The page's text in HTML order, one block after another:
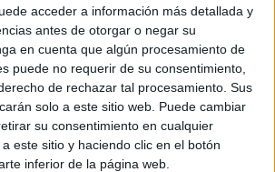
acceder a información más detallada y
antes de otorgar o negar su
en cuenta que algún procesamiento de
puede no requerir de su consentimiento,
de rechazar tal procesamiento. Sus
solo a este sitio web. Puede cambiar
su consentimiento en cualquier
este sitio y haciendo clic en el botón
inferior de la página web.